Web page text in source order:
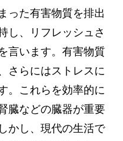
った有害物質を排出
し、リフレッシュさ
言います。有害物質
さらにはストレスに
。これらを効率的に
臓などの臓器が重要
かし、現代の生活で